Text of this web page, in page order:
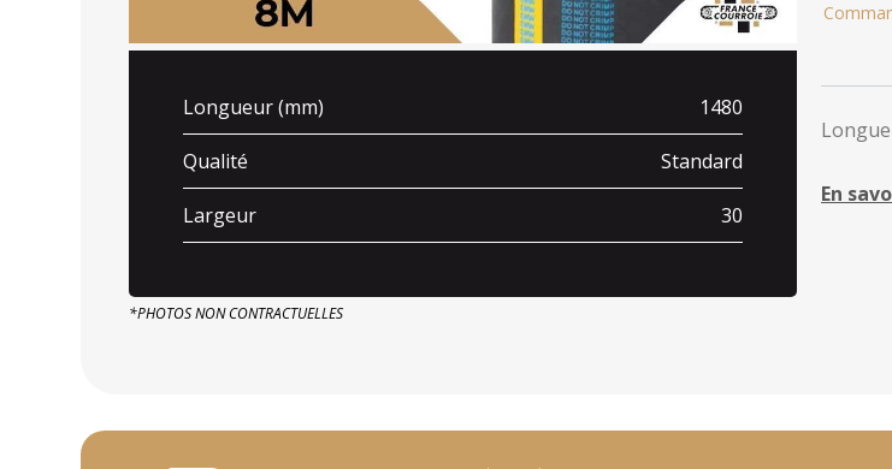
Longueur (mm) 1480
Qualité Standard
Largeur 30
*PHOTOS NON CONTRACTUELLES
En